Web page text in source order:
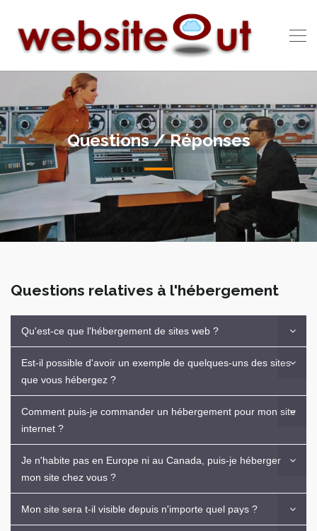
Questions / Réponses
Questions relatives à l'hébergement
Qu'est-ce que l'hébergement de sites web ?
Est-il possible d'avoir un exemple de quelques-uns des sites
que vous hébergez ?
Comment puis-je commander un hébergement pour mon site
internet ?
Je n'habite pas en Europe ni au Canada, puis-je héberger
mon site chez vous ?
Mon site sera t-il visible depuis n'importe quel pays ?